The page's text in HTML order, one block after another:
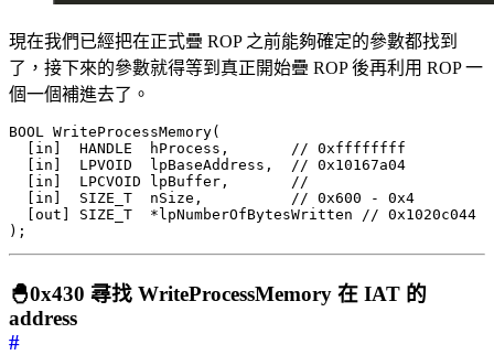
現在我們已經把在正式疊 ROP 之前能夠確定的參數都找到
了，接下來的參數就得等到真正開始疊 ROP 後再利用 ROP 一
個一個補進去了。
BOOL WriteProcessMemory(
  [in]  HANDLE  hProcess,       // 0xffffffff
  [in]  LPVOID  lpBaseAddress,  // 0x10167a04
  [in]  LPCVOID lpBuffer,       //
  [in]  SIZE_T  nSize,          // 0x600 - 0x4
  [out] SIZE_T  *lpNumberOfBytesWritten // 0x1020c044
🐣0x430 尋找 WriteProcessMemory 在 IAT 的
address
#